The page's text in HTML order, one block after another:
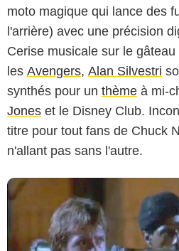
moto magique qui lance des
l'arrière) avec une précision
Cerise musicale sur le
les Avengers, Alan Silvestri
synthés pour un thème à mi-
Jones et le Disney Club.
titre pour tout fans de Chuck
n'allant pas sans l'autre.